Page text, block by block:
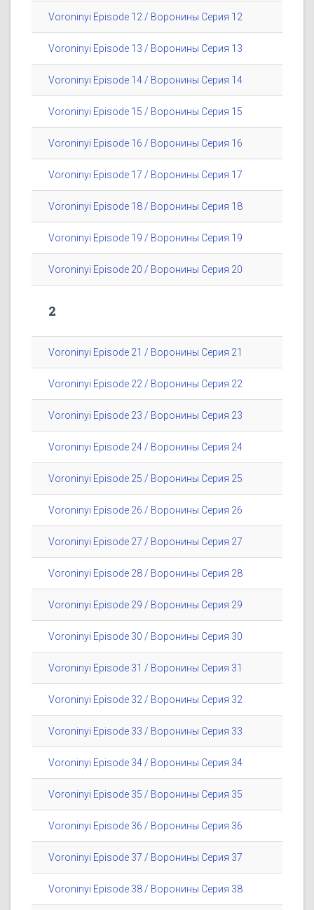
Voroninyi Episode 12 / Воронины Серия 12
Voroninyi Episode 13 / Воронины Серия 13
Voroninyi Episode 14 / Воронины Серия 14
Voroninyi Episode 15 / Воронины Серия 15
Voroninyi Episode 16 / Воронины Серия 16
Voroninyi Episode 17 / Воронины Серия 17
Voroninyi Episode 18 / Воронины Серия 18
Voroninyi Episode 19 / Воронины Серия 19
Voroninyi Episode 20 / Воронины Серия 20
2
Voroninyi Episode 21 / Воронины Серия 21
Voroninyi Episode 22 / Воронины Серия 22
Voroninyi Episode 23 / Воронины Серия 23
Voroninyi Episode 24 / Воронины Серия 24
Voroninyi Episode 25 / Воронины Серия 25
Voroninyi Episode 26 / Воронины Серия 26
Voroninyi Episode 27 / Воронины Серия 27
Voroninyi Episode 28 / Воронины Серия 28
Voroninyi Episode 29 / Воронины Серия 29
Voroninyi Episode 30 / Воронины Серия 30
Voroninyi Episode 31 / Воронины Серия 31
Voroninyi Episode 32 / Воронины Серия 32
Voroninyi Episode 33 / Воронины Серия 33
Voroninyi Episode 34 / Воронины Серия 34
Voroninyi Episode 35 / Воронины Серия 35
Voroninyi Episode 36 / Воронины Серия 36
Voroninyi Episode 37 / Воронины Серия 37
Voroninyi Episode 38 / Воронины Серия 38